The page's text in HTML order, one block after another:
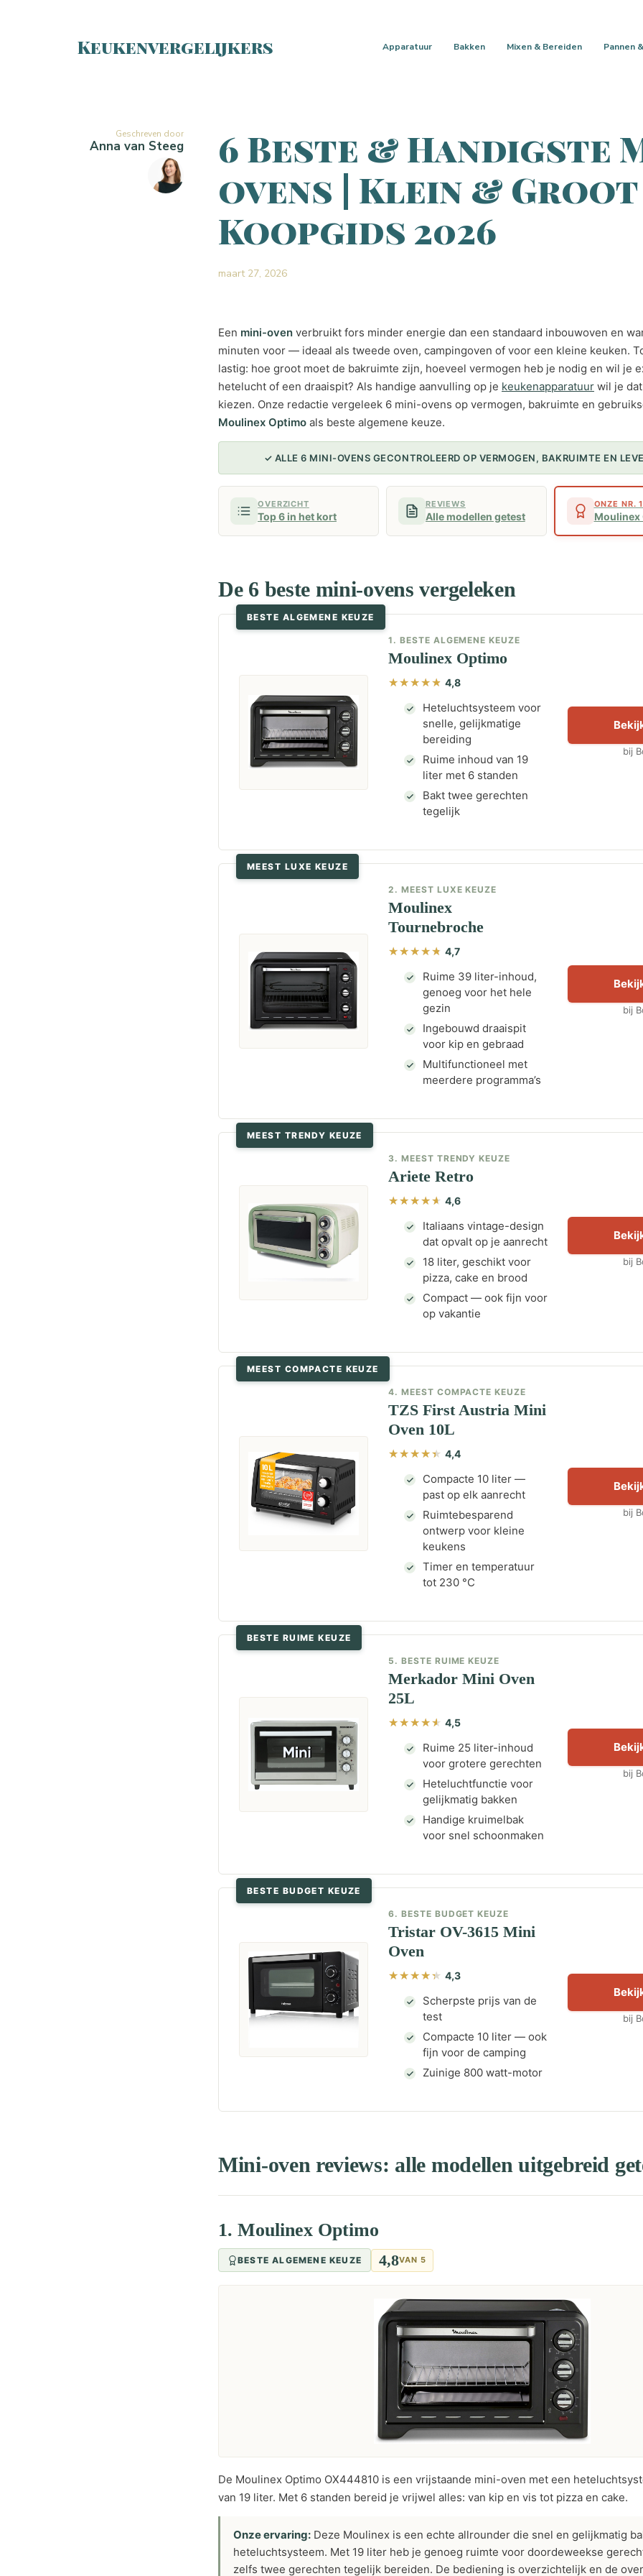
Keukenvergelijkers Apparatuur Bakken Mixen & Bereiden Pannen
Geschreven door
Anna van Steeg
6 Beste & Handigste
ovens | Klein & Groot
Koopgids 2026
maart 27, 2026
Een mini-oven verbruikt fors minder energie dan een standaard inbouwoven en
minuten voor — ideaal als tweede oven, campingoven of voor een kleine keuken.
lastig: hoe groot moet de bakruimte zijn, hoeveel vermogen heb je nodig en wil je
hetelucht of een draaispit? Als handige aanvulling op je keukenapparatuur wil je
kiezen. Onze redactie vergeleek 6 mini-ovens op vermogen, bakruimte en
Moulinex Optimo als beste algemene keuze.
✓ ALLE 6 MINI-OVENS GECONTROLEERD OP VERMOGEN, BAKRUIMTE EN
OVERZICHT
Top 6 in het kort
REVIEWS
Alle modellen getest
ONZE NR. 1
Moulinex
De 6 beste mini-ovens vergeleken
BESTE ALGEMENE KEUZE
1. BESTE ALGEMENE KEUZE
Moulinex Optimo
4,8
Heteluchtsysteem voor
snelle, gelijkmatige
bereiding
Ruime inhoud van 19
liter met 6 standen
Bakt twee gerechten
tegelijk
bij
MEEST LUXE KEUZE
2. MEEST LUXE KEUZE
Moulinex
Tournebroche
4,7
Ruime 39 liter-inhoud,
genoeg voor het hele
gezin
Ingebouwd draaispit
voor kip en gebraad
Multifunctioneel met
meerdere programma’s
bij
MEEST TRENDY KEUZE
3. MEEST TRENDY KEUZE
Ariete Retro
4,6
Italiaans vintage-design
dat opvalt op je aanrecht
18 liter, geschikt voor
pizza, cake en brood
Compact — ook fijn voor
op vakantie
bij
MEEST COMPACTE KEUZE
4. MEEST COMPACTE KEUZE
TZS First Austria Mini
Oven 10L
4,4
Compacte 10 liter —
past op elk aanrecht
Ruimtebesparend
ontwerp voor kleine
keukens
Timer en temperatuur
tot 230 °C
bij
BESTE RUIME KEUZE
5. BESTE RUIME KEUZE
Merkador Mini Oven
25L
4,5
Ruime 25 liter-inhoud
voor grotere gerechten
Heteluchtfunctie voor
gelijkmatig bakken
Handige kruimelbak
voor snel schoonmaken
bij
BESTE BUDGET KEUZE
6. BESTE BUDGET KEUZE
Tristar OV-3615 Mini
Oven
4,3
Scherpste prijs van de
test
Compacte 10 liter — ook
fijn voor de camping
Zuinige 800 watt-motor
bij
Mini-oven reviews: alle modellen uitgebreid
1. Moulinex Optimo
BESTE ALGEMENE KEUZE 4,8VAN 5
De Moulinex Optimo OX444810 is een vrijstaande mini-oven met een
van 19 liter. Met 6 standen bereid je vrijwel alles: van kip en vis tot pizza en cake.
Onze ervaring: Deze Moulinex is een echte allrounder die snel en gelijkmatig
heteluchtsysteem. Met 19 liter heb je genoeg ruimte voor doordeweekse
zelfs twee gerechten tegelijk bereiden. De bediening is overzichtelijk en de